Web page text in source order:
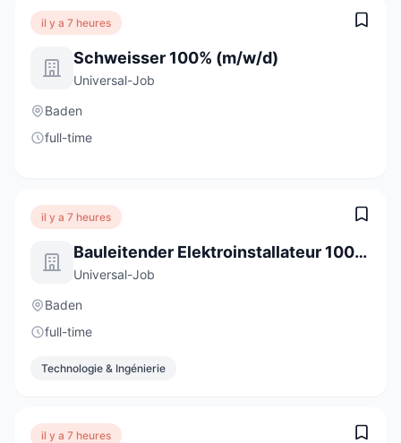
il y a 7 heures
Schweisser 100% (m/w/d)
Universal-Job
Baden
full-time
il y a 7 heures
Bauleitender Elektroinstallateur 100% (m/w/d)
Universal-Job
Baden
full-time
Technologie & Ingénierie
il y a 7 heures